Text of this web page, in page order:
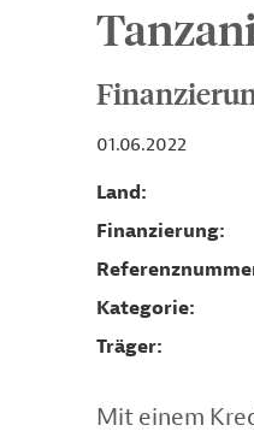
01.06.2022
Land
Finanzierung
Kategorie
Träger
Mit einem